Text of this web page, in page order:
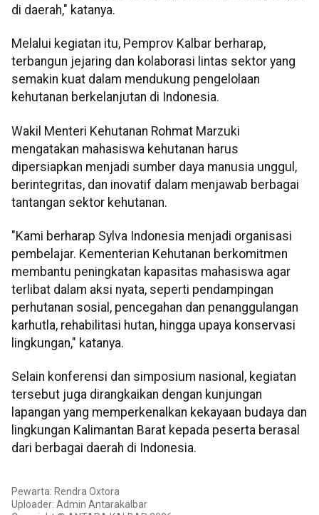
di daerah," katanya.
Melalui kegiatan itu, Pemprov Kalbar berharap,
terbangun jejaring dan kolaborasi lintas sektor yang
semakin kuat dalam mendukung pengelolaan
kehutanan berkelanjutan di Indonesia.
Wakil Menteri Kehutanan Rohmat Marzuki
mengatakan mahasiswa kehutanan harus
dipersiapkan menjadi sumber daya manusia unggul,
berintegritas, dan inovatif dalam menjawab berbagai
tantangan sektor kehutanan.
"Kami berharap Sylva Indonesia menjadi organisasi
pembelajar. Kementerian Kehutanan berkomitmen
membantu peningkatan kapasitas mahasiswa agar
terlibat dalam aksi nyata, seperti pendampingan
perhutanan sosial, pencegahan dan penanggulangan
karhutla, rehabilitasi hutan, hingga upaya konservasi
lingkungan," katanya.
Selain konferensi dan simposium nasional, kegiatan
tersebut juga dirangkaikan dengan kunjungan
lapangan yang memperkenalkan kekayaan budaya dan
lingkungan Kalimantan Barat kepada peserta berasal
dari berbagai daerah di Indonesia.
Pewarta: Rendra Oxtora
Uploader: Admin Antarakalbar